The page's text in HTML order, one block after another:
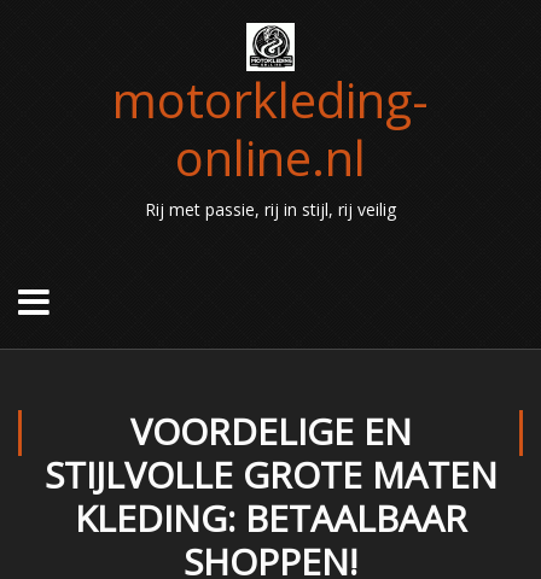
motorkleding-
online.nl
Rij met passie, rij in stijl, rij veilig
VOORDELIGE EN
STIJLVOLLE GROTE MATEN
KLEDING: BETAALBAAR
SHOPPEN!